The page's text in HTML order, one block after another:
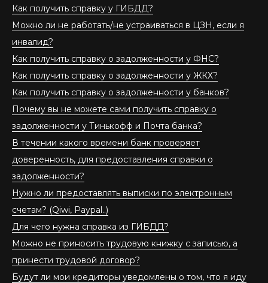
Как получить справку у ГИБДД?
Можно ли не работать/не устраиваться в ЦЗН, если я
инвалид?
Как получить справку о задолженности у ФНС?
Как получить справку о задолженности у ЖКХ?
Как получить справку о задолженности у банков?
Почему вы не можете сами получить справку о
задолженности у Тинькофф и Почта банка?
В течении какого времени банк проверяет
доверенность, для предоставления справки о
задолженности?
Нужно ли предоставлять выписки по электронным
счетам? (Qiwi, Paypal..)
Для чего нужна справка из ГИБДД?
Можно не приносить трудовую книжку с записью, а
принести трудовой договор?
Будут ли мои кредиторы уведомлены о том, что я иду